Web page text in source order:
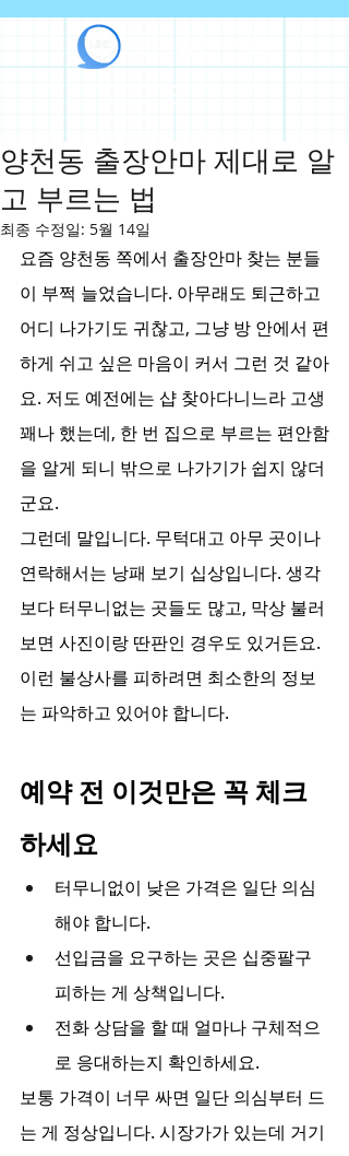
양천동 출장안마 제대로 알
고 부르는 법
최종 수정일: 5월 14일
요즘 양천동 쪽에서 출장안마 찾는 분들
이 부쩍 늘었습니다. 아무래도 퇴근하고
어디 나가기도 귀찮고, 그냥 방 안에서 편
하게 쉬고 싶은 마음이 커서 그런 것 같아
요. 저도 예전에는 샵 찾아다니느라 고생
꽤나 했는데, 한 번 집으로 부르는 편안함
을 알게 되니 밖으로 나가기가 쉽지 않더
군요.
그런데 말입니다. 무턱대고 아무 곳이나
연락해서는 낭패 보기 십상입니다. 생각
보다 터무니없는 곳들도 많고, 막상 불러
보면 사진이랑 딴판인 경우도 있거든요.
이런 불상사를 피하려면 최소한의 정보
는 파악하고 있어야 합니다.
예약 전 이것만은 꼭 체크
하세요
터무니없이 낮은 가격은 일단 의심
해야 합니다.
선입금을 요구하는 곳은 십중팔구
피하는 게 상책입니다.
전화 상담을 할 때 얼마나 구체적으
로 응대하는지 확인하세요.
보통 가격이 너무 싸면 일단 의심부터 드
는 게 정상입니다. 시장가가 있는데 거기